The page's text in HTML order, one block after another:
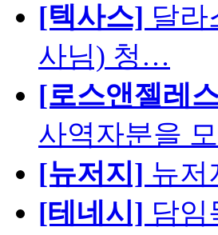
[텍사스] 달라
사님) 청…
[로스앤젤레
사역자분을
[뉴저지] 뉴저
[테네시] 담임